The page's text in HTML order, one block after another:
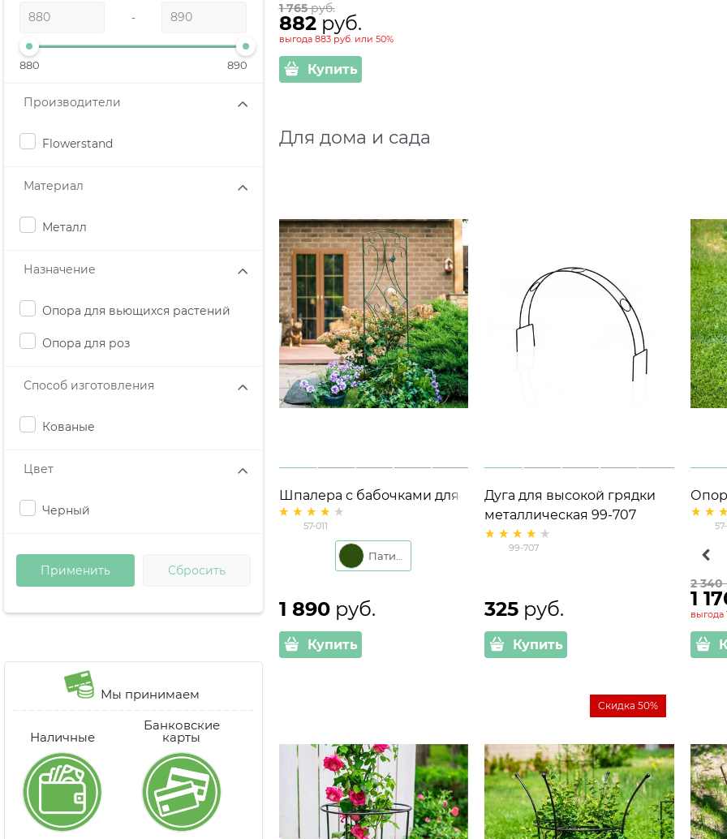
-
880 890
Производители
Flowerstand
Материал
Металл
Назначение
Опора для вьющихся растений
Опора для роз
Способ изготовления
Кованые
Цвет
Черный
Мы принимаем
Наличные
Банковские
карты
1 765 руб.
882 руб.
выгода 883 руб.или 50%
Купить
Для дома и сада
Шпалера с бабочками для
вьющихся садовых
растений 57-011 h=150 см
57-011
1 890 руб.
Купить
Дуга для высокой грядки
металлическая 99-707
высота 40 см
99-707
325 руб.
Купить
2 340
1
выгода
Скидка 50%